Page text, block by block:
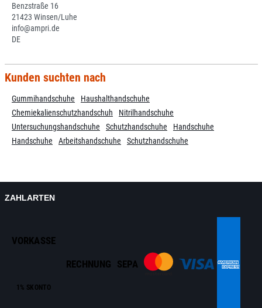
Benzstraße 16
21423 Winsen/Luhe
info@ampri.de
DE
Kunden suchten nach
Gummihandschuhe
Haushalthandschuhe
Chemiekalienschutzhandschuh
Nitrilhandschuhe
Untersuchungshandschuhe
Schutzhandschuhe
Handschuhe
Handschuhe
Arbeitshandschuhe Schutzhandschuhe
ZAHLARTEN
VORKASSE
1% SKONTO
RECHNUNG SEPA